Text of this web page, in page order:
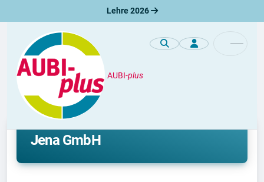
Lehre 2026
AUBI-plus
Unternehmen
Lehre bei Feintool System Parts
Jena GmbH